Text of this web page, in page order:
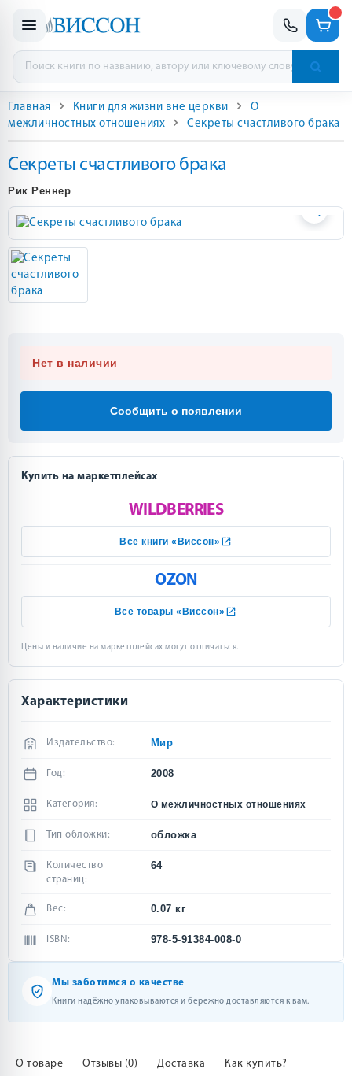
Главная Книги для жизни вне церкви
О
межличностных отношениях
Секреты счастливого брака
Секреты счастливого брака
Рик Реннер
Нет в наличии
Сообщить о появлении
Купить на маркетплейсах
WILDBERRIES
Все книги «Виссон»
OZON
Все товары «Виссон»
Цены и наличие на маркетплейсах могут отличаться.
Характеристики
Издательство: Мир
Год: 2008
Категория: О межличностных отношениях
Тип обложки: обложка
Количество
страниц:
64
Вес: 0.07 кг
ISBN: 978-5-91384-008-0
Мы заботимся о качестве
Книги надёжно упаковываются и бережно доставляются к вам.
О товаре Отзывы (0) Доставка
Как купить?